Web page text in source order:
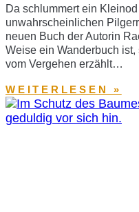
Da schlummert ein
unwahrscheinlichen
neuen Buch der Autorin
Weise ein Wanderbuch
vom Vergehen erzählt…
WEITERLESEN »